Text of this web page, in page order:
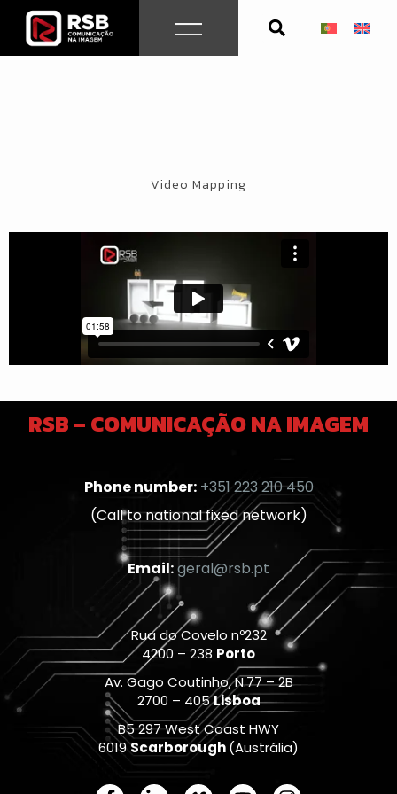
content
Video Mapping
RSB – COMUNICAÇÃO NA IMAGEM
Phone number: +351 223 210 450
(Call to national fixed network)
Email:geral@rsb.pt
Rua do Covelo nº232
4200 – 238 Porto
Av. Gago Coutinho, N.77 – 2B
2700 – 405Lisboa
B5 297 West Coast HWY
6019Scarborough(Austrália)